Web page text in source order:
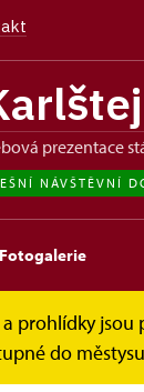
prezentace
NÁVŠTĚVNÍ
Fotogalerie
prohlídky
do